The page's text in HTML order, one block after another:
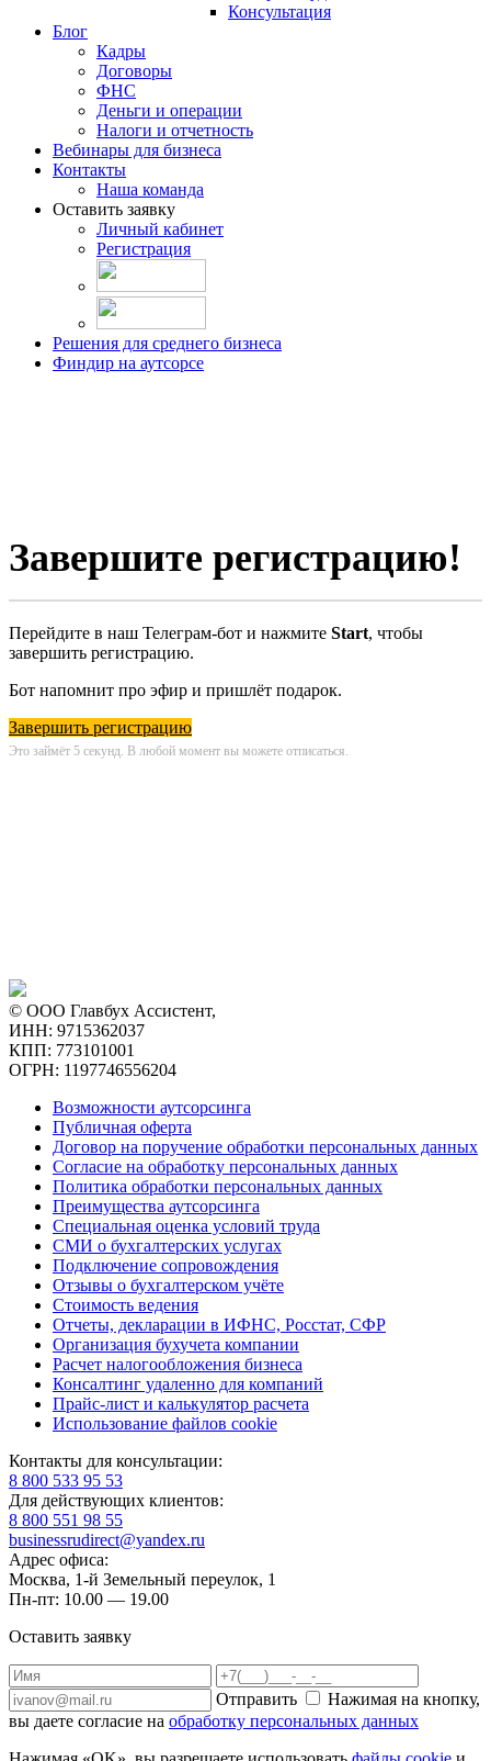
Консультация
Блог
Кадры
Договоры
ФНС
Деньги и операции
Налоги и отчетность
Вебинары для бизнеса
Контакты
Наша команда
Оставить заявку
Личный кабинет
Регистрация
Решения для среднего бизнеса
Финдир на аутсорсе
Завершите регистрацию!
Перейдите в наш Телеграм-бот и нажмите Start, чтобы
завершить регистрацию.
Бот напомнит про эфир и пришлёт подарок.
Завершить регистрацию
Это займёт 5 секунд. В любой момент вы можете отписаться.
© ООО Главбух Ассистент,
ИНН: 9715362037
КПП: 773101001
ОГРН: 1197746556204
Возможности аутсорсинга
Публичная оферта
Договор на поручение обработки персональных данных
Согласие на обработку персональных данных
Политика обработки персональных данных
Преимущества аутсорсинга
Специальная оценка условий труда
СМИ о бухгалтерских услугах
Подключение сопровождения
Отзывы о бухгалтерском учёте
Стоимость ведения
Отчеты, декларации в ИФНС, Росстат, СФР
Организация бухучета компании
Расчет налогообложения бизнеса
Консалтинг удаленно для компаний
Прайс-лист и калькулятор расчета
Использование файлов сookie
Контакты для консультации:
8 800 533 95 53
Для действующих клиентов:
8 800 551 98 55
businessrudirect@yandex.ru
Адрес офиса:
Москва, 1-й Земельный переулок, 1
Пн-пт: 10.00 — 19.00
Оставить заявку
Отправить
Нажимая на кнопку,
вы даете согласие на обработку персональных данных